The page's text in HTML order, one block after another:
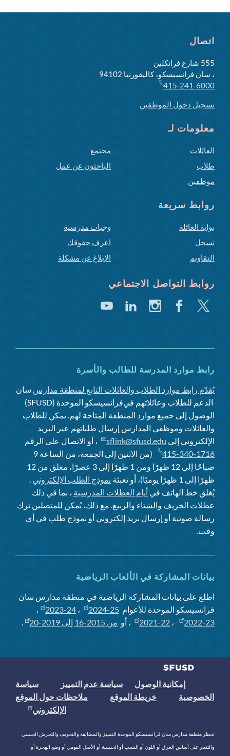
اتصال
555 شارع فرانكلين
، سان فرانسيسكو، كاليفورنيا 94102
415-241-6000
تسجيل دخول الموظفين
معلومات لـ
العائلات
طلاب
موظفين
مجتمع
الباحثون عن عمل
روابط سريعة
بوابة العائلة
تسجل
التقاويم
وجبات مدرسية
اعرف حقوقك
الإبلاغ عن مشكلة
روابط التواصل الاجتماعي
تغريد فيسبوكانستغراملينكد
يوتيوب
رابط موارد المدرسة للطالب والأسرة
يُقدّم رابط موارد الطلاب والعائلات التابع لمنطقة مدارس سان
فرانسيسكو الموحدة (SFUSD)الدعم للطلاب وعائلاتهم في
الوصول إلى جميع موارد المنطقة المتاحة لهم. يمكن للطلاب
والعائلات وموظفي المدارس إرسال طلباتهم عبر البريد
الإلكتروني إلى sflink@sfusd.edu
، أو الاتصال على الرقم
415-340-1716
(من الاثنين إلى الجمعة، من الساعة 9
صباحًا إلى 12 ظهرًا ومن 1 ظهرًا إلى 3 عصرًا، مغلق من 12
ظهرًا إلى 1 ظهرًا يوميًا)، أو تعبئة
نموذج الطلب الإلكتروني .
يُغلق خط الهاتف في أيام العطلات المدرسية ، بما في ذلك
عطلات الخريف والشتاء والربيع. مع ذلك، يُمكن للمتصلين ترك
رسالة صوتية أو إرسال بريد إلكتروني أو نموذج طلب في أي
وقت.
بيانات المشاركة في الألعاب الرياضية
اطلع على بيانات المشاركة الرياضية في منطقة مدارس سان
فرانسيسكو الموحدة للأعوام 2024-25 ، 2023-24
،
2022-23
، 2021-22 ، أو من 2015-16 إلى 2019-20 .
إمكانية الوصول سياسة عدم التمييز
سياسة
الخصوصية
خريطة الموقع
ملاحظات حول الموقع
الإلكتروني
تحظر منطقة مدارس سان فرانسيسكو الموحدة التمييز والمضايقة والتخويف والتحرش الجنسي
والتنمر على أساس العرق أو اللون أو النسب أو الجنسية أو الأصل القومي أو وضع الهجرة أو